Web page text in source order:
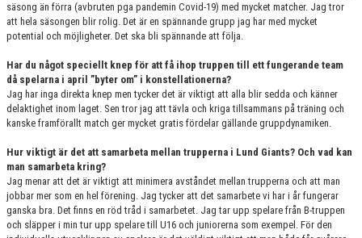
säsong än förra (avbruten pga pandemin Covid-19) med mycket matcher. Jag tror
att hela säsongen blir rolig. Det är en spännande grupp jag har med mycket
potential och möjligheter. Det ska bli spännande att följa.
Har du något speciellt knep för att få ihop truppen till ett fungerande team
då spelarna i april ”byter om” i konstellationerna?
Jag har inga direkta knep men tycker det är viktigt att alla blir sedda och känner
delaktighet inom laget. Sen tror jag att tävla och kriga tillsammans på träning och
kanske framförallt match ger mycket gratis fördelar gällande gruppdynamiken.
Hur viktigt är det att samarbeta mellan trupperna i Lund Giants? Och vad kan
man samarbeta kring?
Jag menar att det är viktigt att minimera avståndet mellan trupperna och att man
jobbar mer som en hel förening. Jag tycker att det samarbete vi har i år fungerar
ganska bra. Det finns en röd tråd i samarbetet. Jag tar upp spelare från B-truppen
och släpper i min tur upp spelare till U16 och juniorerna som exempel. För den